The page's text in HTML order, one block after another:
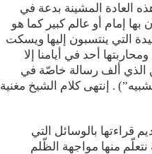
العادة المشينة بدعة في
إمام أو عالم كبير كما هو
التي ينتسبون إليها ويسكت
أحد في أيامنا إلا
الذي ألف رسالة خاصّة في
. إنتهى كلام الشيخ مغنية
قراءتها بالوسائل التي
منها مواجهة الظّلم